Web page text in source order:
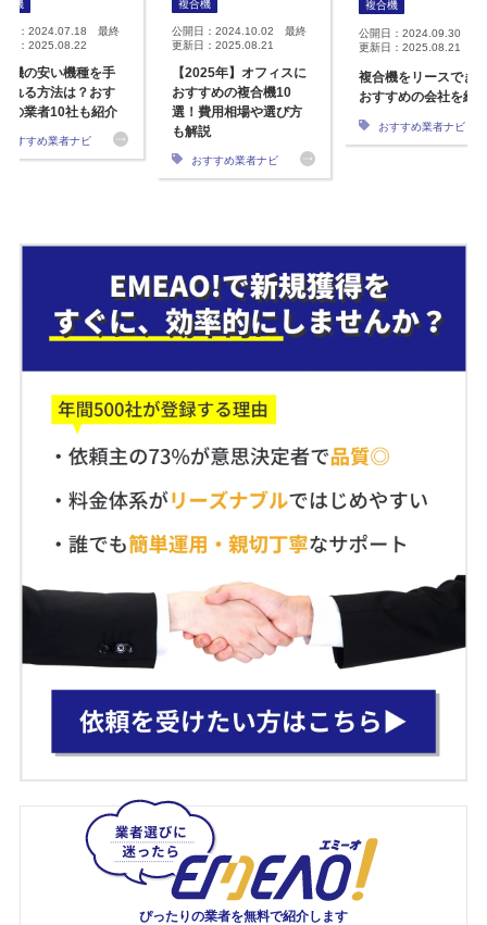
合機
日：2024.07.18 最終
日：2025.08.22
機の安い機種を手
れる方法は？おす
の業者10社も紹介
おすすめ業者ナビ
複合機
公開日：2024.10.02 最終
更新日：2025.08.21
【2025年】オフィスに
おすすめの複合機10
選！費用相場や選び方
も解説
おすすめ業者ナビ
複合機
公開日：2024.09.30 最
更新日：2025.08.21
複合機をリースでき
おすすめの会社を紹
おすすめ業者ナビ
ぴったりの業者を無料で紹介します